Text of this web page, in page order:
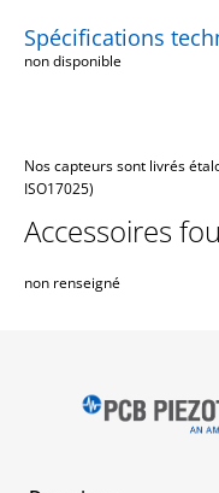
Spécifications
non disponible
Nos capteurs sont livrés
ISO17025)
Accessoires
non renseigné